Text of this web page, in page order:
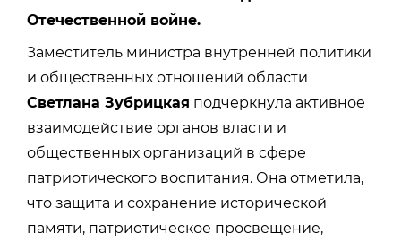
Отечественной войне.
Заместитель министра внутренней политики
и общественных отношений области
Светлана Зубрицкая подчеркнула активное
взаимодействие органов власти и
общественных организаций в сфере
патриотического воспитания. Она отметила,
что защита и сохранение исторической
памяти, патриотическое просвещение,